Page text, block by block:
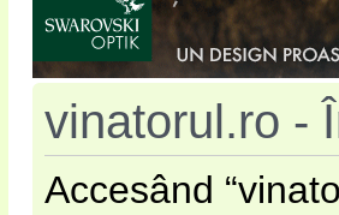
vinatorul.ro -
Accesând